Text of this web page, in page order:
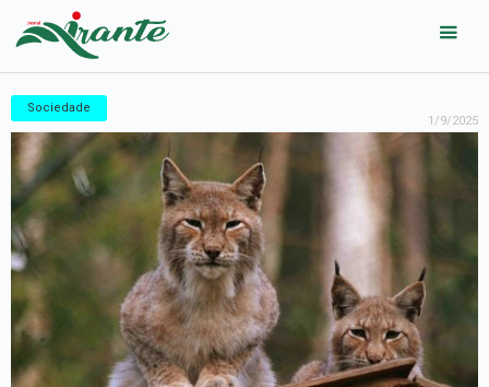
Sociedade
1/9/2025